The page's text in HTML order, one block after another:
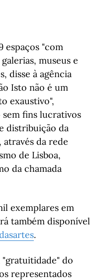
espaços "com
museus e
disse à agência
Isto não é um
exaustivo",
sem fins lucrativos
distribuição da
através da rede
de Lisboa,
da chamada
exemplares em
também disponível
.
"gratuitidade" do
representados